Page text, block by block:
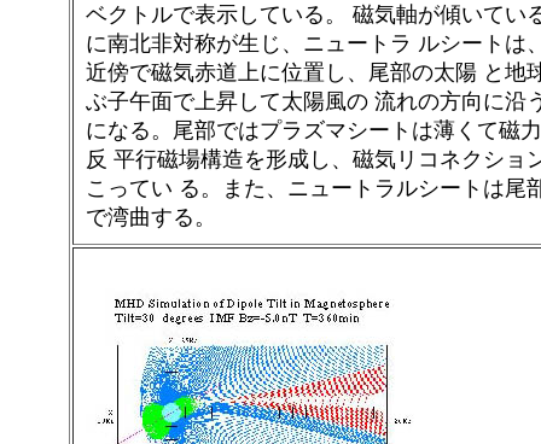
ベクトルで表示している。 磁気軸が傾いてい
に南北非対称が生じ、ニュートラ ルシートは
近傍で磁気赤道上に位置し、尾部の太陽 と地
ぶ子午面で上昇して太陽風の 流れの方向に沿
になる。尾部ではプラズマシートは薄くて磁
反 平行磁場構造を形成し、磁気リコネクショ
こってい る。また、ニュートラルシートは尾
で湾曲する。